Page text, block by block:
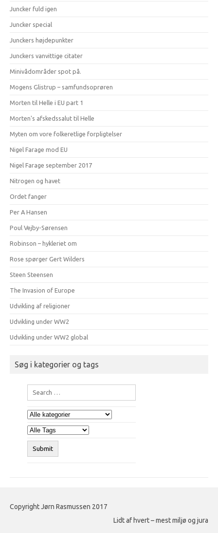
Juncker fuld igen
Juncker special
Junckers højdepunkter
Junckers vanvittige citater
Minivådområder spot på.
Mogens Glistrup – samfundsoprøren
Morten til Helle i EU part 1
Morten's afskedssalut til Helle
Myten om vore folkeretlige forpligtelser
Nigel Farage mod EU
Nigel Farage september 2017
Nitrogen og havet
Ordet fanger
Per A Hansen
Poul Vejby-Sørensen
Robinson – hykleriet om
Rose spørger Gert Wilders
Steen Steensen
The Invasion of Europe
Udvikling af religioner
Udvikling under WW2
Udvikling under WW2 global
Søg i kategorier og tags
Copyright Jørn Rasmussen 2017
Lidt af hvert – mest miljø og jura